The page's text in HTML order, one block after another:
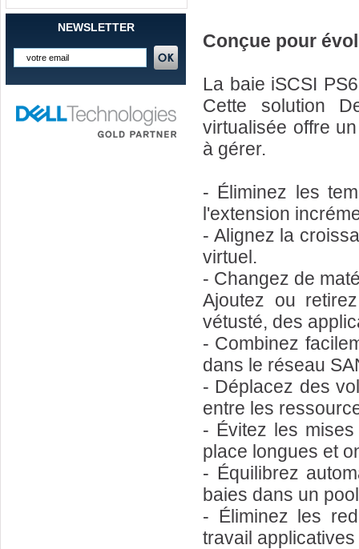
NEWSLETTER
Conçue pour
La baie iSCSI
Cette solution
virtualisée offre
à gérer.
- Éliminez les
l'extension
- Alignez la
virtuel.
- Changez de
Ajoutez ou
vétusté, des
- Combinez
dans le réseau
- Déplacez des
entre les
- Évitez les
place longues et
- Équilibrez
baies dans un
- Éliminez les
travail